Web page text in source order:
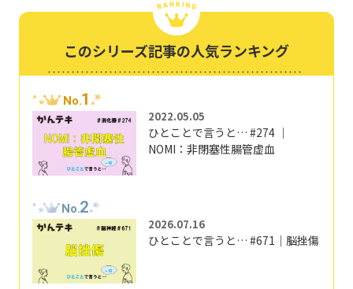
このシリーズ記事の人気ランキング
No.1
2022.05.05
ひとことで言うと… #274 ｜
NOMI：非閉塞性腸管虚血
No.2
2026.07.16
ひとことで言うと… #671｜脳挫傷